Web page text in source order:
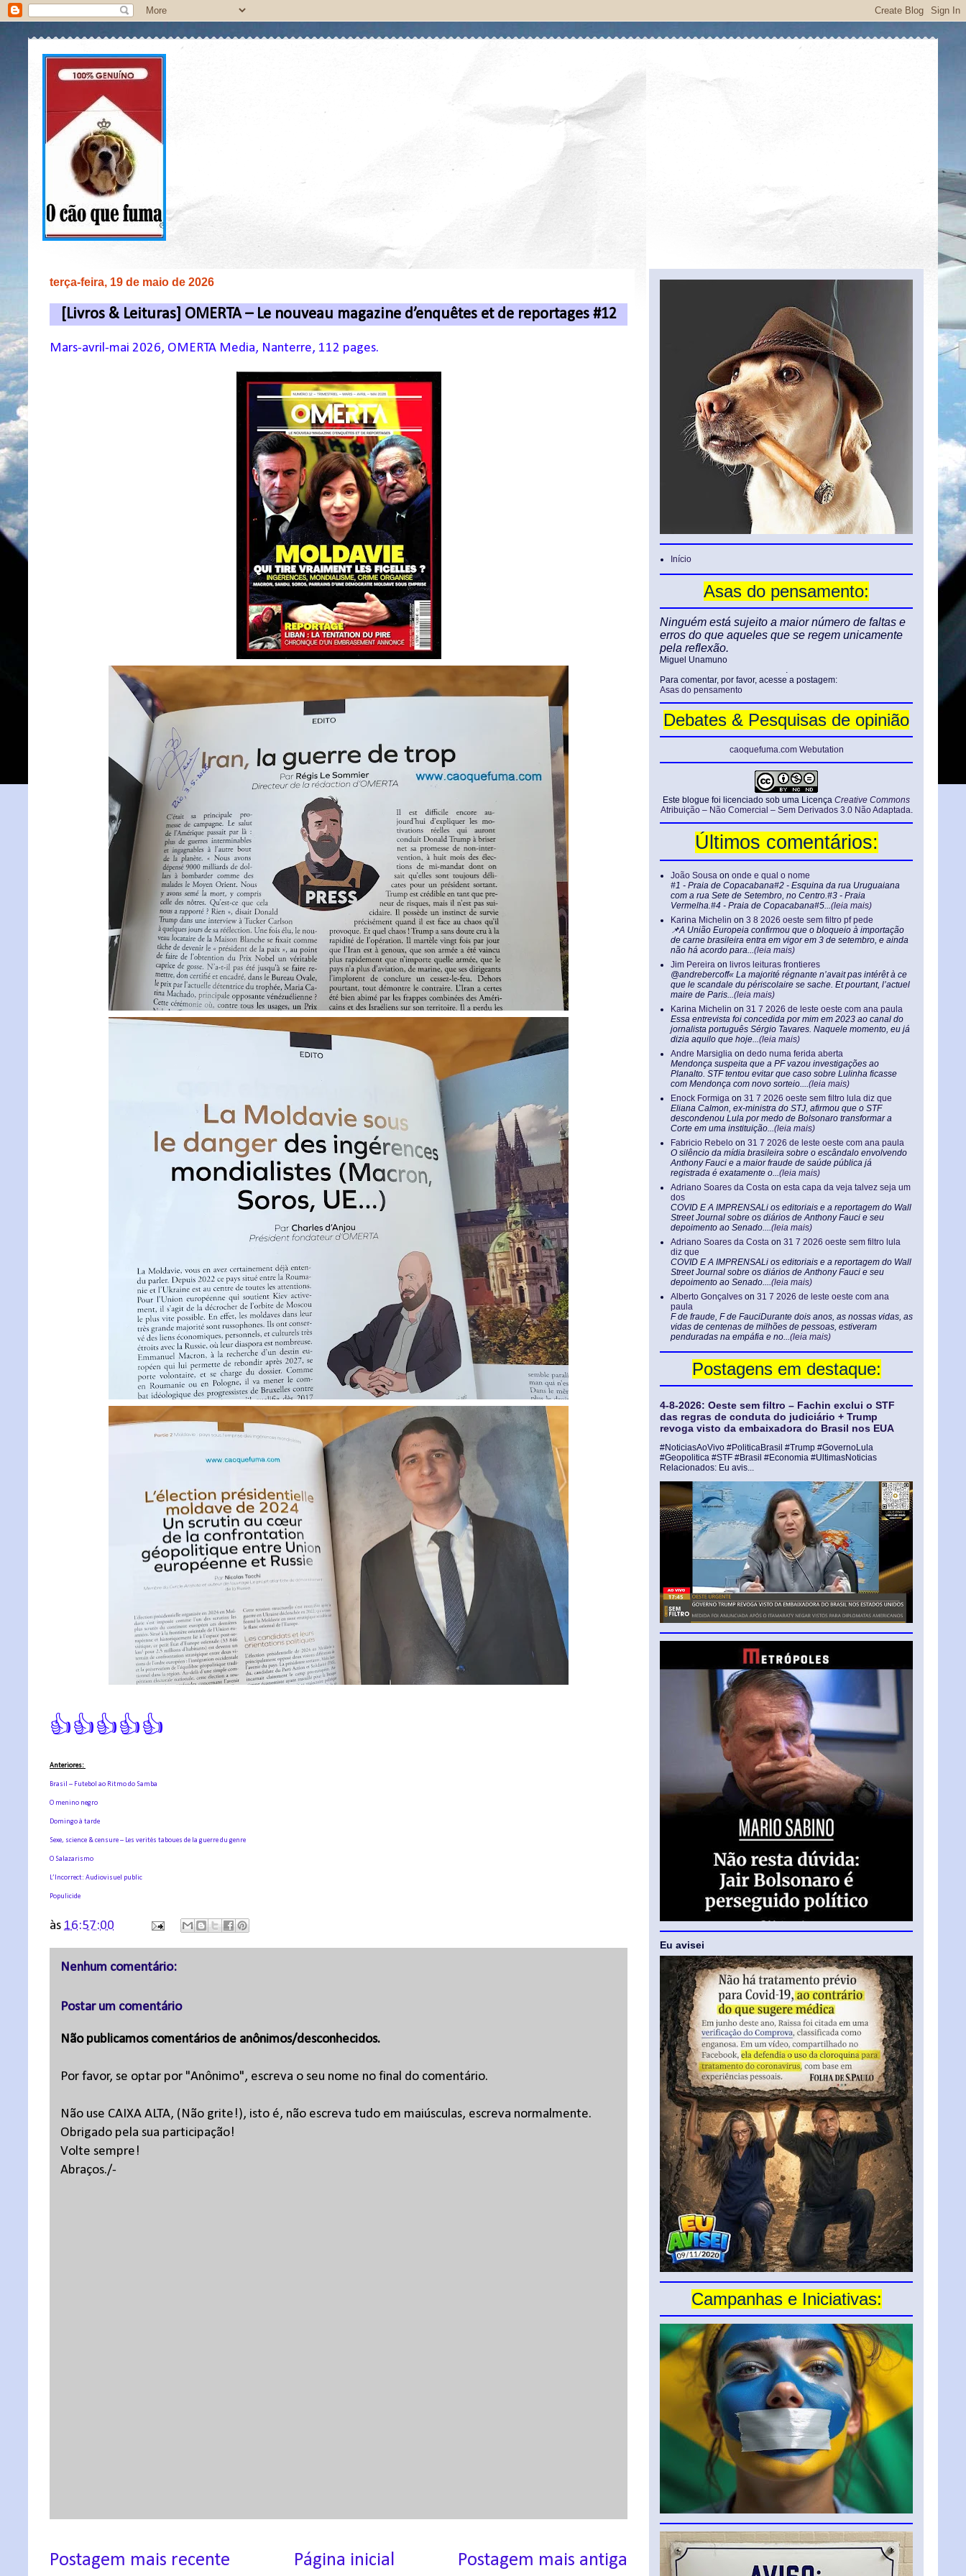
terça-feira, 19 de maio de 2026
[Livros & Leituras] OMERTA – Le nouveau magazine d’enquêtes et de reportages #12
Mars-avril-mai 2026, OMERTA Media, Nanterre, 112 pages.
👍👍👍👍👍
Anteriores:
Brasil – Futebol ao Ritmo do Samba
O menino negro
Domingo à tarde
Sexe, science & censure – Les verités taboues de la guerre du genre
O Salazarismo
L’Incorrect: Audiovisuel public
Populicide
às 16:57:00
Nenhum comentário:
Postar um comentário
Não publicamos comentários de anônimos/desconhecidos.
Por favor, se optar por "Anônimo", escreva o seu nome no final do comentário.
Não use CAIXA ALTA, (Não grite!), isto é, não escreva tudo em maiúsculas, escreva normalmente.
Obrigado pela sua participação!
Volte sempre!
Abraços./-
Postagem mais recente Postagem mais antiga
Página inicial
Início
Asas do pensamento:
Ninguém está sujeito a maior número de faltas e
erros do que aqueles que se regem unicamente
pela reflexão.
Miguel Unamuno
.
Para comentar, por favor, acesse a postagem:
Asas do pensamento
Debates & Pesquisas de opinião
caoquefuma.com Webutation
Este blogue foi licenciado sob uma Licença Creative Commons
Atribuição – Não Comercial – Sem Derivados 3.0 Não Adaptada.
Últimos comentários:
João Sousa on onde e qual o nome
#1 - Praia de Copacabana#2 - Esquina da rua Uruguaiana
com a rua Sete de Setembro, no Centro.#3 - Praia
Vermelha.#4 - Praia de Copacabana#5...(leia mais)
Karina Michelin on 3 8 2026 oeste sem filtro pf pede
📌A União Europeia confirmou que o bloqueio à importação
de carne brasileira entra em vigor em 3 de setembro, e ainda
não há acordo para...(leia mais)
Jim Pereira on livros leituras frontieres
@andrebercoff« La majorité régnante n’avait pas intérêt à ce
que le scandale du périscolaire se sache. Et pourtant, l’actuel
maire de Paris...(leia mais)
Karina Michelin on 31 7 2026 de leste oeste com ana paula
Essa entrevista foi concedida por mim em 2023 ao canal do
jornalista português Sérgio Tavares. Naquele momento, eu já
dizia aquilo que hoje...(leia mais)
Andre Marsiglia on dedo numa ferida aberta
Mendonça suspeita que a PF vazou investigações ao
Planalto. STF tentou evitar que caso sobre Lulinha ficasse
com Mendonça com novo sorteio....(leia mais)
Enock Formiga on 31 7 2026 oeste sem filtro lula diz que
Eliana Calmon, ex-ministra do STJ, afirmou que o STF
descondenou Lula por medo de Bolsonaro transformar a
Corte em uma instituição...(leia mais)
Fabricio Rebelo on 31 7 2026 de leste oeste com ana paula
O silêncio da mídia brasileira sobre o escândalo envolvendo
Anthony Fauci e a maior fraude de saúde pública já
registrada é exatamente o...(leia mais)
Adriano Soares da Costa on esta capa da veja talvez seja um
dos
COVID E A IMPRENSALi os editoriais e a reportagem do Wall
Street Journal sobre os diários de Anthony Fauci e seu
depoimento ao Senado....(leia mais)
Adriano Soares da Costa on 31 7 2026 oeste sem filtro lula
diz que
COVID E A IMPRENSALi os editoriais e a reportagem do Wall
Street Journal sobre os diários de Anthony Fauci e seu
depoimento ao Senado....(leia mais)
Alberto Gonçalves on 31 7 2026 de leste oeste com ana
paula
F de fraude, F de FauciDurante dois anos, as nossas vidas, as
vidas de centenas de milhões de pessoas, estiveram
penduradas na empáfia e no...(leia mais)
Postagens em destaque:
4-8-2026: Oeste sem filtro – Fachin exclui o STF
das regras de conduta do judiciário + Trump
revoga visto da embaixadora do Brasil nos EUA
#NoticiasAoVivo #PoliticaBrasil #Trump #GovernoLula
#Geopolitica #STF #Brasil #Economia #UltimasNoticias
Relacionados: Eu avis...
Eu avisei
Campanhas e Iniciativas: